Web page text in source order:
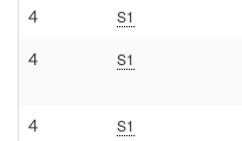
4 S1
4 S1
4 S1